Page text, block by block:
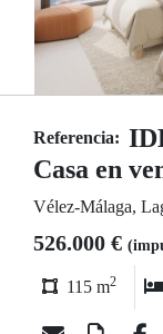
Referencia:
Casa en
Vélez-Málaga,
526.000 €
115 m2